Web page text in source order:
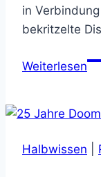
in
bekritzelte
Weiterlesen
der
Halbwissen